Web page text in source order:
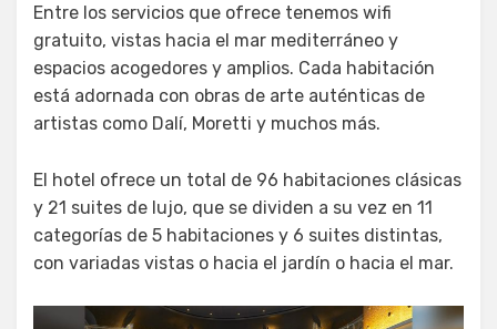
Entre los servicios que ofrece tenemos wifi
gratuito, vistas hacia el mar mediterráneo y
espacios acogedores y amplios. Cada habitación
está adornada con obras de arte auténticas de
artistas como Dalí, Moretti y muchos más.
El hotel ofrece un total de 96 habitaciones clásicas
y 21 suites de lujo, que se dividen a su vez en 11
categorías de 5 habitaciones y 6 suites distintas,
con variadas vistas o hacia el jardín o hacia el mar.